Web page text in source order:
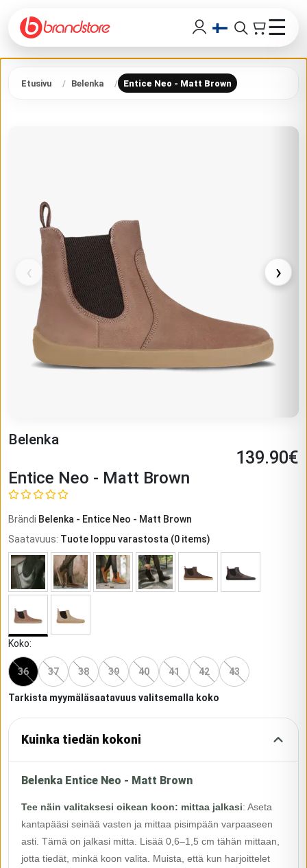
☰
Etusivu Belenka Entice Neo - Matt Brown
‹ ›
Belenka
139.90€
Entice Neo - Matt Brown
Brändi Belenka - Entice Neo - Matt Brown
Saatavuus: Tuote loppu varastosta (0 items)
Koko:
36 37 38 39 40 41 42 43
Tarkista myymäläsaatavuus valitsemalla koko
Kuinka tiedän kokoni
Belenka Entice Neo - Matt Brown
Tee näin valitaksesi oikean koon: mittaa jalkasi: Aseta
kantapääsi seinää vasten ja mittaa pisimpään varpaaseen
asti. Tämä on jalkasi mitta. Lisää 0,6–1,5 cm tähän mittaan,
jotta tiedät, minkä koon valita. Muista, että kun harjoittelet